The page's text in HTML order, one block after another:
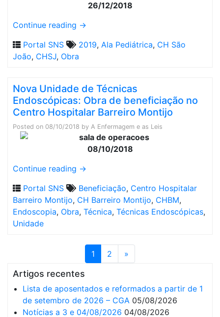
26/12/2018
Continue reading →
Portal SNS
2019, Ala Pediátrica, CH São
João, CHSJ, Obra
Nova Unidade de Técnicas
Endoscópicas: Obra de beneficiação no
Centro Hospitalar Barreiro Montijo
Posted on 08/10/2018 by A Enfermagem e as Leis
08/10/2018
Continue reading →
Portal SNS
Beneficiação, Centro Hospitalar
Barreiro Montijo, CH Barreiro Montijo, CHBM,
Endoscopia, Obra, Técnica, Técnicas Endoscópicas,
Unidade
1 2 »
Artigos recentes
Lista de aposentados e reformados a partir de 1
de setembro de 2026 – CGA 05/08/2026
Notícias a 3 e 04/08/2026 04/08/2026